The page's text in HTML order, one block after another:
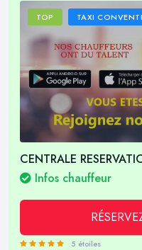
TOP TAXI
CENTRALE
Infos chauffeur
5 étoiles